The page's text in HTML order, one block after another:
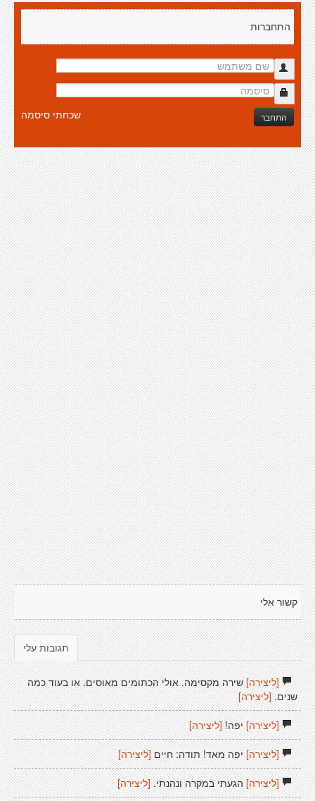
התחברות
התחבר שכחתי סיסמה
קשור אלי
תגובות עלי
[ליצירה]שירה מקסימה. אולי הכתומים מאוסים. או בעוד כמה
שנים. [ליצירה]
[ליצירה]יפה! [ליצירה]
[ליצירה]יפה מאד! תודה: חיים [ליצירה]
[ליצירה]הגעתי במקרה ונהנתי. [ליצירה]